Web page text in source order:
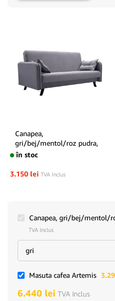
Canapea,
gri/bej/mentol/roz pudra,
PRIMO
în stoc
3.150 lei TVA Inclus
Canapea, gri/bej/mentol/
TVA Inclus
Masuta cafea Artemis
6.440 lei TVA Inclus